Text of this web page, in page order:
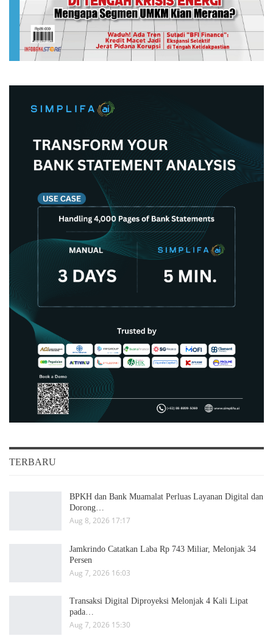
TERBARU
BPKH dan Bank Muamalat Perluas Layanan Digital dan
Dorong…
Aug 8, 2026 17:17
Jamkrindo Catatkan Laba Rp 743 Miliar, Melonjak 34
Persen
Aug 7, 2026 16:03
Transaksi Digital Diproyeksi Melonjak 4 Kali Lipat
pada…
Aug 7, 2026 15:30